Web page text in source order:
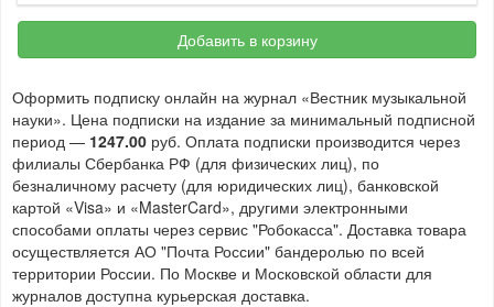
Добавить в корзину
Оформить подписку онлайн на журнал «Вестник музыкальной
науки». Цена подписки на издание за минимальный подписной
период — 1247.00 руб. Оплата подписки производится через
филиалы Сбербанка РФ (для физических лиц), по
безналичному расчету (для юридических лиц), банковской
картой «Visa» и «MasterCard», другими электронными
способами оплаты через сервис "Робокасса". Доставка товара
осуществляется АО "Почта России" бандеролью по всей
территории России. По Москве и Московской области для
журналов доступна курьерская доставка.